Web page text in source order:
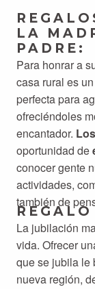
LA
PADRE:
Para honrar a
casa rural es
perfecta para
ofreciéndoles
encantador.
oportunidad de
conocer gente
actividades,
también de
La jubilación
vida. Ofrecer
que se jubila le
nueva región,